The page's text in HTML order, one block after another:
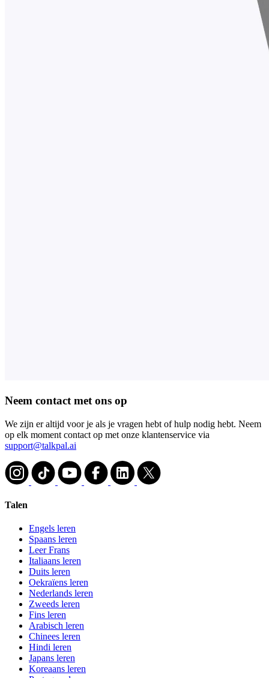
Neem contact met ons op
We zijn er altijd voor je als je vragen hebt of hulp nodig hebt. Neem
op elk moment contact op met onze klantenservice via
support@talkpal.ai
Talen
Engels leren
Spaans leren
Leer Frans
Italiaans leren
Duits leren
Oekraïens leren
Nederlands leren
Zweeds leren
Fins leren
Arabisch leren
Chinees leren
Hindi leren
Japans leren
Koreaans leren